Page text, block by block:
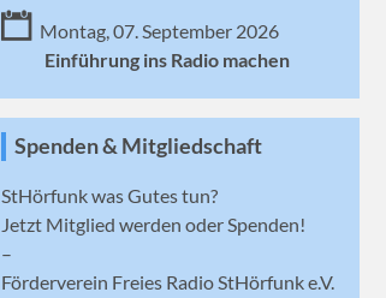
Montag, 07. September 2026
Einführung ins Radio machen
Spenden & Mitgliedschaft
StHörfunk was Gutes tun?
Jetzt Mitglied werden oder Spenden!
–
Förderverein Freies Radio StHörfunk e.V.